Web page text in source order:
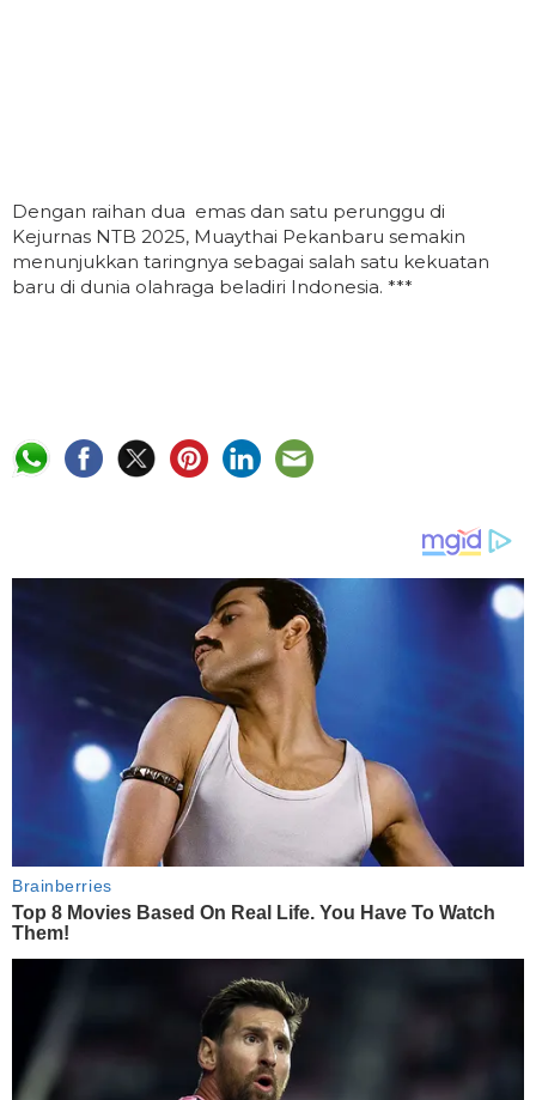
Dengan raihan dua emas dan satu perunggu di
Kejurnas NTB 2025, Muaythai Pekanbaru semakin
menunjukkan taringnya sebagai salah satu kekuatan
baru di dunia olahraga beladiri Indonesia. ***